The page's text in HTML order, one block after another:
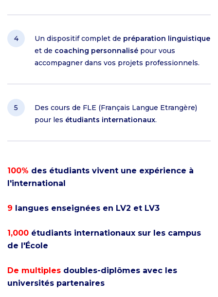
Un dispositif complet de préparation linguistique
et de coaching personnalisé pour vous
accompagner dans vos projets professionnels.
Des cours de FLE (Français Langue Etrangère)
pour les étudiants internationaux.
100% des étudiants vivent une expérience à
l'international
9 langues enseignées en LV2 et LV3
1,000 étudiants internationaux sur les campus
de l'École
De multiples doubles-diplômes avec les
universités partenaires